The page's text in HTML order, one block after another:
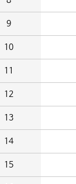
9
10
11
12
13
14
15